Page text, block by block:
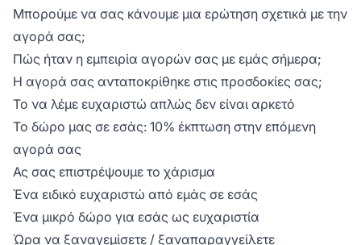
Μπορούμε να σας κάνουμε μια ερώτηση σχετικά με την
αγορά σας;
Πώς ήταν η εμπειρία αγορών σας με εμάς σήμερα;
Η αγορά σας ανταποκρίθηκε στις προσδοκίες σας;
Το να λέμε ευχαριστώ απλώς δεν είναι αρκετό
Το δώρο μας σε εσάς: 10% έκπτωση στην επόμενη
αγορά σας
Ας σας επιστρέψουμε το χάρισμα
Ένα ειδικό ευχαριστώ από εμάς σε εσάς
Ένα μικρό δώρο για εσάς ως ευχαριστία
Ώρα να ξαναγεμίσετε / ξαναπαραγγείλετε